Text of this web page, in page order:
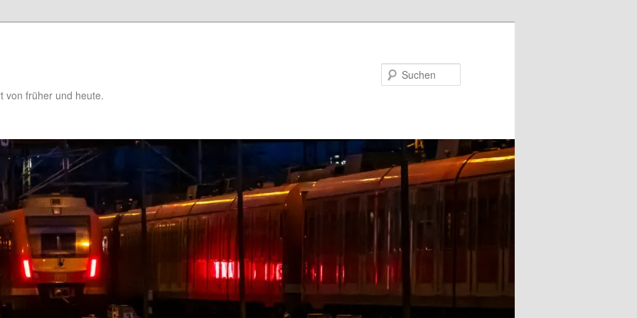
von früher und heute.